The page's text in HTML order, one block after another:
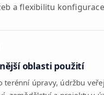
a flexibilitu
oblasti použití
terénní úpravy, údržbu